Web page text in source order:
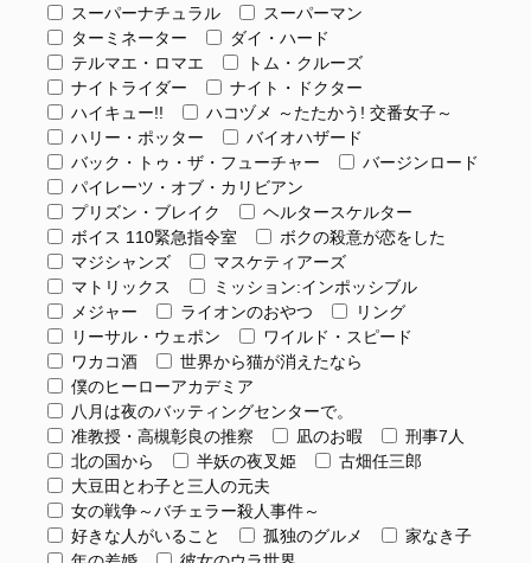
スーパーナチュラル
スーパーマン
ターミネーター
ダイ・ハード
テルマエ・ロマエ
トム・クルーズ
ナイトライダー
ナイト・ドクター
ハイキュー!!
ハコヅメ ～たたかう! 交番女子～
ハリー・ポッター
バイオハザード
バック・トゥ・ザ・フューチャー
バージンロード
パイレーツ・オブ・カリビアン
プリズン・ブレイク
ヘルタースケルター
ボイス 110緊急指令室
ボクの殺意が恋をした
マジシャンズ
マスケティアーズ
マトリックス
ミッション:インポッシブル
メジャー
ライオンのおやつ
リング
リーサル・ウェポン
ワイルド・スピード
ワカコ酒
世界から猫が消えたなら
僕のヒーローアカデミア
八月は夜のバッティングセンターで。
准教授・高槻彰良の推察
凪のお暇
刑事7人
北の国から
半妖の夜叉姫
古畑任三郎
大豆田とわ子と三人の元夫
女の戦争～バチェラー殺人事件～
好きな人がいること
孤独のグルメ
家なき子